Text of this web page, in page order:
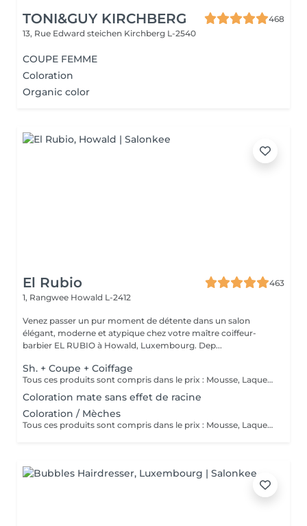
TONI&GUY KIRCHBERG
468
13, Rue Edward steichen Kirchberg L-2540
COUPE FEMME
Coloration
Organic color
El Rubio
463
1, Rangwee Howald L-2412
Venez passer un pur moment de détente dans un salon
élégant, moderne et atypique chez votre maître coiffeur-
barbier EL RUBIO à Howald, Luxembourg. Dep...
Sh. + Coupe + Coiffage
Tous ces produits sont compris dans le prix : Mousse, Laque, Gel, Soin démêlant, Shampoing spécifique. Tous les produits que nous utilisons sont des produits de qualité professionnelle.
Coloration mate sans effet de racine
Coloration / Mèches
Tous ces produits sont compris dans le prix : Mousse, Laque, Gel, Soin démêlant, Shampoing spécifique. Tous les produits que nous utilisons sont des produits de qualité professionnelle.